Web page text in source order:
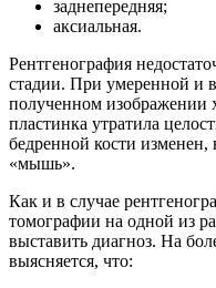
заднепередняя;
аксиальная.
Рентгенография
стадии. При умеренной и
полученном изображении
пластинка утратила
бедренной кости изменен,
«мышь».
Как и в случае
томографии на одной из
выставить диагноз. На
выясняется, что: